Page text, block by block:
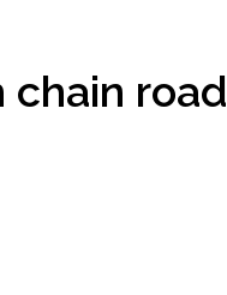
chain road